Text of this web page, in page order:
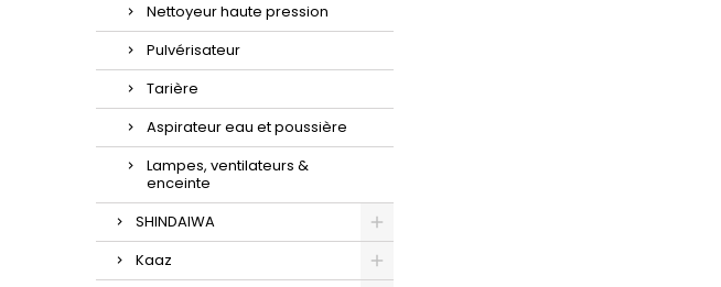
Nettoyeur haute pression
Pulvérisateur
Tarière
Aspirateur eau et poussière
Lampes, ventilateurs &
enceinte
SHINDAIWA
Kaaz